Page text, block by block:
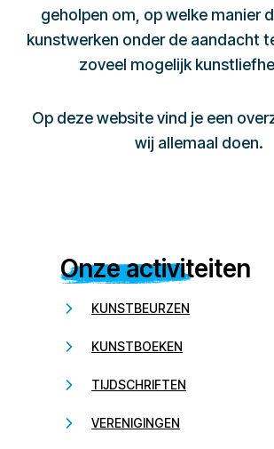
geholpen om, op welke manier
kunstwerken onder de aandacht
zoveel mogelijk
Op deze website vind je een
wij allemaal doen.
Onze activiteiten
KUNSTBEURZEN
KUNSTBOEKEN
TIJDSCHRIFTEN
VERENIGINGEN